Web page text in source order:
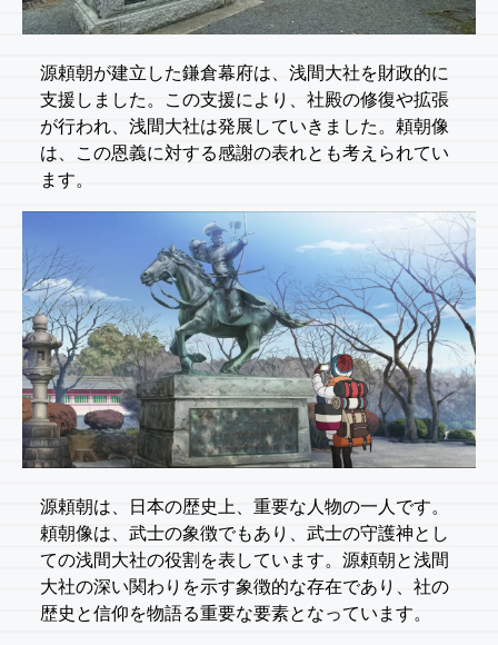
源頼朝が建立した鎌倉幕府は、浅間大社を財政的に
支援しました。この支援により、社殿の修復や拡張
が行われ、浅間大社は発展していきました。頼朝像
は、この恩義に対する感謝の表れとも考えられてい
ます。
源頼朝は、日本の歴史上、重要な人物の一人です。
頼朝像は、武士の象徴でもあり、武士の守護神とし
ての浅間大社の役割を表しています。源頼朝と浅間
大社の深い関わりを示す象徴的な存在であり、社の
歴史と信仰を物語る重要な要素となっています。